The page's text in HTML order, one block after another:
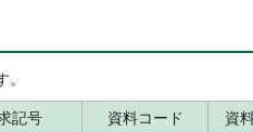
。
記号 資料コード 資